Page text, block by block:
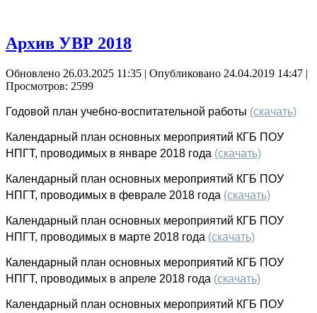
Архив УВР 2018
Обновлено 26.03.2025 11:35 | Опубликовано 24.04.2019 14:47 |
Просмотров: 2599
Годовой план учебно-воспитательной работы (скачать)
Календарный план основных мероприятий КГБ ПОУ
НПГТ, проводимых в январе 2018 года (скачать)
Календарный план основных мероприятий КГБ ПОУ
НПГТ, проводимых в феврале 2018 года (скачать)
Календарный план основных мероприятий КГБ ПОУ
НПГТ, проводимых в марте 2018 года (скачать)
Календарный план основных мероприятий КГБ ПОУ
НПГТ, проводимых в апреле 2018 года (скачать)
Календарный план основных мероприятий КГБ ПОУ